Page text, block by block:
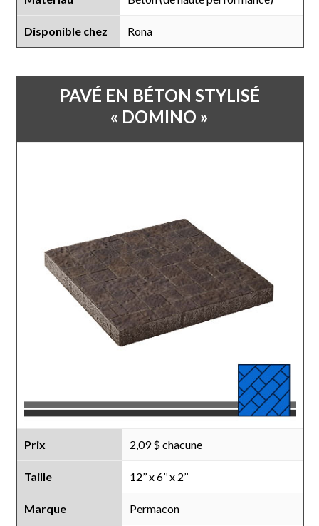
Disponible chez Rona
PAVÉ EN BÉTON STYLISÉ
« DOMINO »
Prix 2,09 $ chacune
Taille 12’’ x 6’’ x 2’’
Marque Permacon